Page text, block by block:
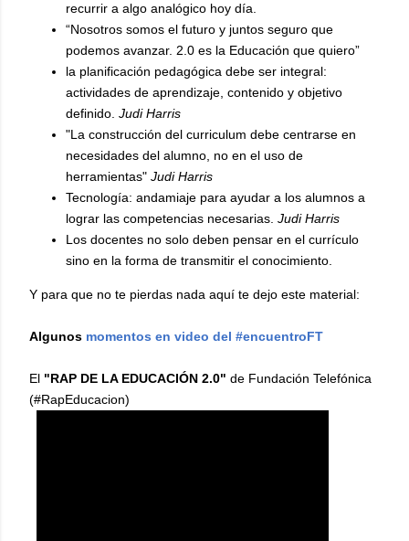
recurrir a algo analógico hoy día.
“Nosotros somos el futuro y juntos seguro que
podemos avanzar. 2.0 es la Educación que quiero”
la planificación pedagógica debe ser integral:
actividades de aprendizaje, contenido y objetivo
definido. Judi Harris
"La construcción del curriculum debe centrarse en
necesidades del alumno, no en el uso de
herramientas" Judi Harris
Tecnología: andamiaje para ayudar a los alumnos a
lograr las competencias necesarias. Judi Harris
Los docentes no solo deben pensar en el currículo
sino en la forma de transmitir el conocimiento.
Y para que no te pierdas nada aquí te dejo este material:
Algunos momentos en video del #encuentroFT
El "RAP DE LA EDUCACIÓN 2.0" de Fundación Telefónica
(#RapEducacion)